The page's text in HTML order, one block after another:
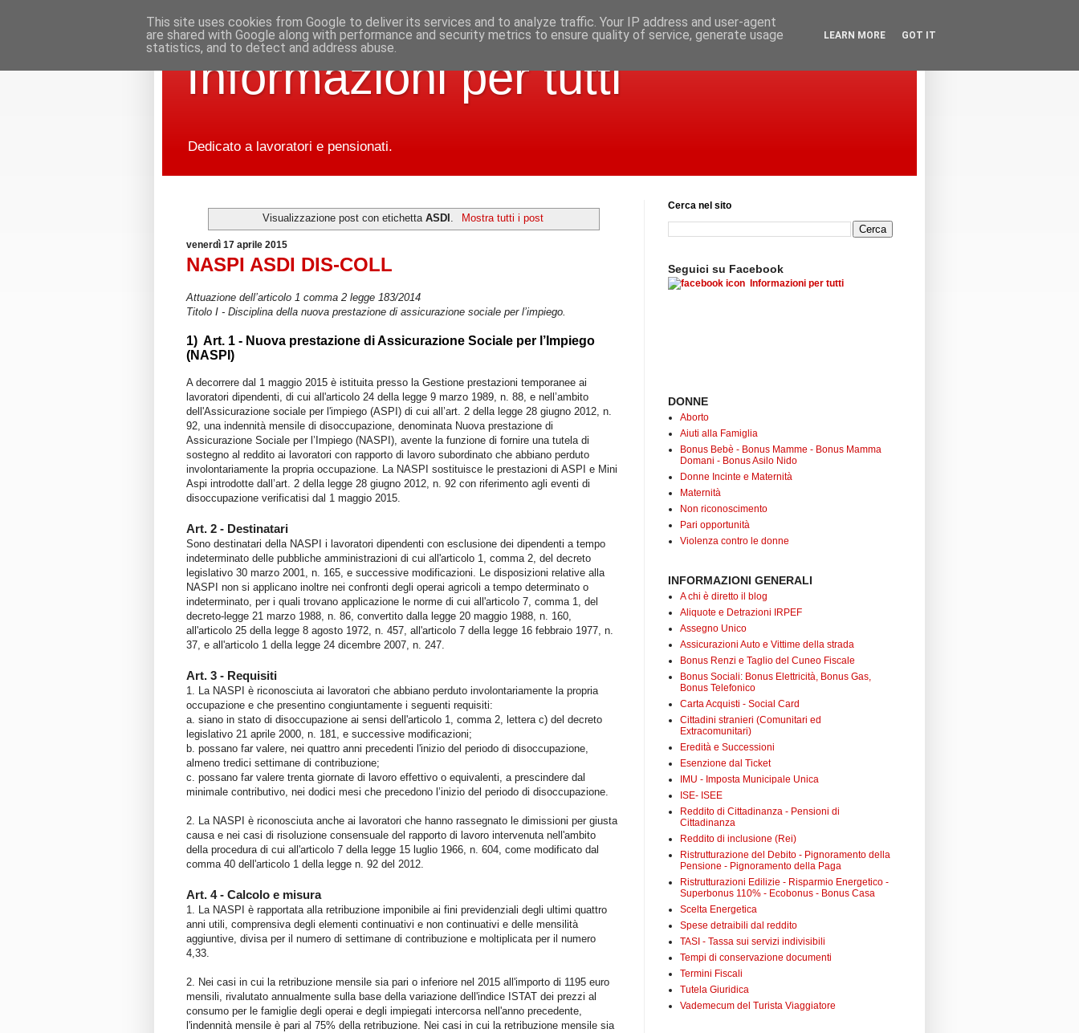
Informazioni per tutti
Dedicato a lavoratori e pensionati.
Visualizzazione post con etichettaASDI . Mostra tutti i post
venerdì 17 aprile 2015
NASPI ASDI DIS-COLL
Attuazione dell’articolo 1 comma 2 legge 183/2014
Titolo I - Disciplina della nuova prestazione di assicurazione sociale per l’impiego.
1) Art. 1 - Nuova prestazione di Assicurazione Sociale per l’Impiego
(NASPI)
A decorrere dal 1 maggio 2015 è istituita presso la Gestione prestazioni temporanee ai
lavoratori dipendenti, di cui all'articolo 24 della legge 9 marzo 1989, n. 88, e nell’ambito
dell'Assicurazione sociale per l'impiego (ASPI) di cui all’art. 2 della legge 28 giugno 2012, n.
92, una indennità mensile di disoccupazione, denominata Nuova prestazione di
Assicurazione Sociale per l’Impiego (NASPI), avente la funzione di fornire una tutela di
sostegno al reddito ai lavoratori con rapporto di lavoro subordinato che abbiano perduto
involontariamente la propria occupazione. La NASPI sostituisce le prestazioni di ASPI e Mini
Aspi introdotte dall’art. 2 della legge 28 giugno 2012, n. 92 con riferimento agli eventi di
disoccupazione verificatisi dal 1 maggio 2015.
Art. 2 - Destinatari
Sono destinatari della NASPI i lavoratori dipendenti con esclusione dei dipendenti a tempo
indeterminato delle pubbliche amministrazioni di cui all'articolo 1, comma 2, del decreto
legislativo 30 marzo 2001, n. 165, e successive modificazioni. Le disposizioni relative alla
NASPI non si applicano inoltre nei confronti degli operai agricoli a tempo determinato o
indeterminato, per i quali trovano applicazione le norme di cui all'articolo 7, comma 1, del
decreto-legge 21 marzo 1988, n. 86, convertito dalla legge 20 maggio 1988, n. 160,
all'articolo 25 della legge 8 agosto 1972, n. 457, all'articolo 7 della legge 16 febbraio 1977, n.
37, e all'articolo 1 della legge 24 dicembre 2007, n. 247.
Art. 3 - Requisiti
1. La NASPI è riconosciuta ai lavoratori che abbiano perduto involontariamente la propria
occupazione e che presentino congiuntamente i seguenti requisiti:
a. siano in stato di disoccupazione ai sensi dell'articolo 1, comma 2, lettera c) del decreto
legislativo 21 aprile 2000, n. 181, e successive modificazioni;
b. possano far valere, nei quattro anni precedenti l'inizio del periodo di disoccupazione,
almeno tredici settimane di contribuzione;
c. possano far valere trenta giornate di lavoro effettivo o equivalenti, a prescindere dal
minimale contributivo, nei dodici mesi che precedono l’inizio del periodo di disoccupazione.
2. La NASPI è riconosciuta anche ai lavoratori che hanno rassegnato le dimissioni per giusta
causa e nei casi di risoluzione consensuale del rapporto di lavoro intervenuta nell'ambito
della procedura di cui all'articolo 7 della legge 15 luglio 1966, n. 604, come modificato dal
comma 40 dell'articolo 1 della legge n. 92 del 2012.
Art. 4 - Calcolo e misura
1. La NASPI è rapportata alla retribuzione imponibile ai fini previdenziali degli ultimi quattro
anni utili, comprensiva degli elementi continuativi e non continuativi e delle mensilità
aggiuntive, divisa per il numero di settimane di contribuzione e moltiplicata per il numero
4,33.
2. Nei casi in cui la retribuzione mensile sia pari o inferiore nel 2015 all'importo di 1195 euro
mensili, rivalutato annualmente sulla base della variazione dell'indice ISTAT dei prezzi al
consumo per le famiglie degli operai e degli impiegati intercorsa nell'anno precedente,
l'indennità mensile è pari al 75% della retribuzione. Nei casi in cui la retribuzione mensile sia
Cerca nel sito
Seguici su Facebook
Informazioni per tutti
DONNE
Aborto
Aiuti alla Famiglia
Bonus Bebè - Bonus Mamme - Bonus Mamma
Domani - Bonus Asilo Nido
Donne Incinte e Maternità
Maternità
Non riconoscimento
Pari opportunità
Violenza contro le donne
INFORMAZIONI GENERALI
A chi è diretto il blog
Aliquote e Detrazioni IRPEF
Assegno Unico
Assicurazioni Auto e Vittime della strada
Bonus Renzi e Taglio del Cuneo Fiscale
Bonus Sociali: Bonus Elettricità, Bonus Gas,
Bonus Telefonico
Carta Acquisti - Social Card
Cittadini stranieri (Comunitari ed
Extracomunitari)
Eredità e Successioni
Esenzione dal Ticket
IMU - Imposta Municipale Unica
ISE- ISEE
Reddito di Cittadinanza - Pensioni di
Cittadinanza
Reddito di inclusione (Rei)
Ristrutturazione del Debito - Pignoramento della
Pensione - Pignoramento della Paga
Ristrutturazioni Edilizie - Risparmio Energetico -
Superbonus 110% - Ecobonus - Bonus Casa
Scelta Energetica
Spese detraibili dal reddito
TASI - Tassa sui servizi indivisibili
Tempi di conservazione documenti
Termini Fiscali
Tutela Giuridica
Vademecum del Turista Viaggiatore
This site uses cookies from Google to deliver its services and to analyze traffic. Your IP address and user-agent
are shared with Google along with performance and security metrics to ensure quality of service, generate usage
statistics, and to detect and address abuse.
LEARN MORE GOT IT